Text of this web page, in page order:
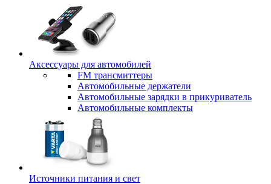
Аксессуары для автомобилей
FM трансмиттеры
Автомобильные держатели
Автомобильные зарядки в прикуриватель
Автомобильные комплекты
Источники питания и свет